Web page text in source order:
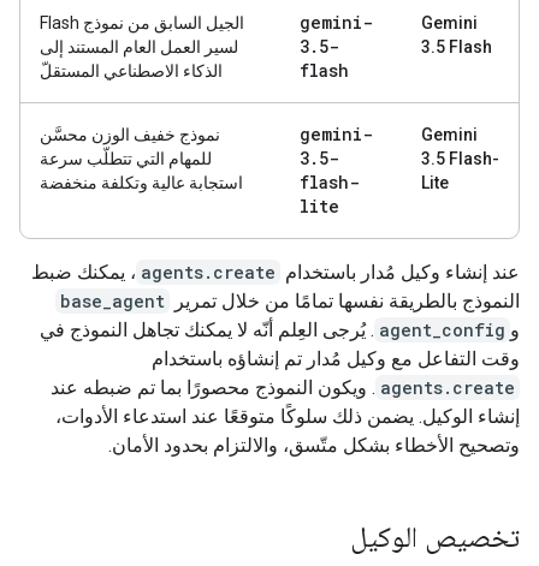
Gemini
3.5 Flash
gemini-
3. 5-
flash
الجيل السابق من نموذج Flash
لسير العمل العام المستند إلى
الذكاء الاصطناعي المستقلّ
‫Gemini
3.5 Flash-
Lite
gemini-
3. 5-
flash-
lite
نموذج خفيف الوزن محسَّن
للمهام التي تتطلّب سرعة
استجابة عالية وتكلفة منخفضة
عند إنشاء وكيل مُدار باستخدام agents.create ، يمكنك ضبط
النموذج بالطريقة نفسها تمامًا من خلال تمرير
base_agent
و agent_config . يُرجى العِلم أنّه لا يمكنك تجاهل النموذج في
وقت التفاعل مع وكيل مُدار تم إنشاؤه باستخدام
agents.create . ويكون النموذج محصورًا بما تم ضبطه عند
إنشاء الوكيل. يضمن ذلك سلوكًا متوقعًا عند استدعاء الأدوات،
وتصحيح الأخطاء بشكل متّسق، والالتزام بحدود الأمان.
تخصيص الوكيل